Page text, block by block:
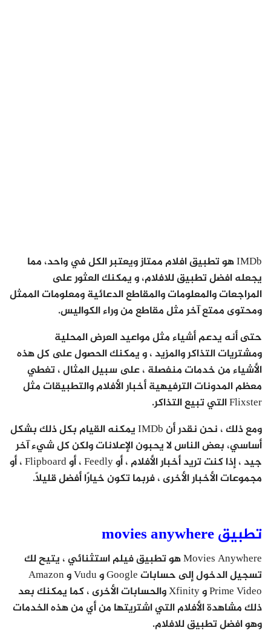
IMDb هو تطبيق افلام ممتاز ويعتبر الكل في واحد، مما
يجعله افضل تطبيق للافلام، و يمكنك العثور على
المراجعات والمعلومات والمقاطع الدعائية ومعلومات الممثل
ومحتوى ممتع آخر مثل مقاطع من وراء الكواليس.
حتى أنه يدعم أشياء مثل مواعيد العرض المحلية
ومشتريات التذاكر والمزيد ، و يمكنك الحصول على كل هذه
الأشياء من خدمات منفصلة ، على سبيل المثال ، تغطي
معظم المدونات الترفيهية أخبار الأفلام والتطبيقات مثل
Flixster التي تبيع التذاكر.
ومع ذلك ، نحن نقدر أن IMDb يمكنه القيام بكل ذلك بشكل
أساسي، بعض الناس لا يحبون الإعلانات ولكن كل شيء آخر
جيد ، إذا كنت تريد أخبار الأفلام ، أو Feedly ، أو Flipboard ، أو
مجموعات الأخبار الأخرى ، فربما تكون خيارًا أفضل قليلاً.
تطبيق movies anywhere
Movies Anywhere هو تطبيق فيلم استثنائي ، يتيح لك
تسجيل الدخول إلى حسابات Google و Vudu و Amazon
Prime Video و Xfinity والحسابات الأخرى ، كما يمكنك بعد
ذلك مشاهدة الأفلام التي اشتريتها من أي من هذه الخدمات
وهو افضل تطبيق للافلام.